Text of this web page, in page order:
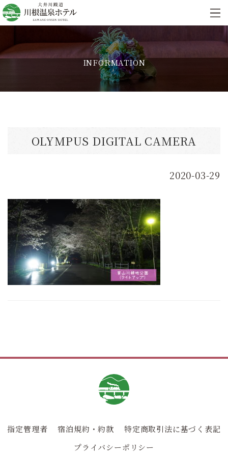
INFORMATION
OLYMPUS DIGITAL CAMERA
2020-03-29
指定管理者 宿泊規約・約款
特定商取引法に基づく表記
プライバシーポリシー